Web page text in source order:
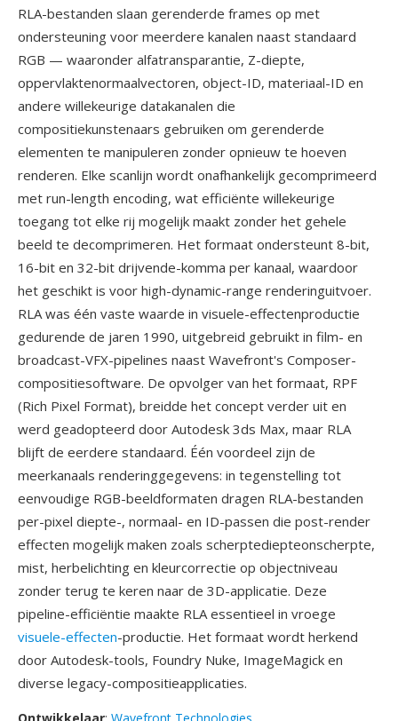
RLA-bestanden slaan gerenderde frames op met
ondersteuning voor meerdere kanalen naast standaard
RGB — waaronder alfatransparantie, Z-diepte,
oppervlaktenormaalvectoren, object-ID, materiaal-ID en
andere willekeurige datakanalen die
compositiekunstenaars gebruiken om gerenderde
elementen te manipuleren zonder opnieuw te hoeven
renderen. Elke scanlijn wordt onafhankelijk gecomprimeerd
met run-length encoding, wat efficiënte willekeurige
toegang tot elke rij mogelijk maakt zonder het gehele
beeld te decomprimeren. Het formaat ondersteunt 8-bit,
16-bit en 32-bit drijvende-komma per kanaal, waardoor
het geschikt is voor high-dynamic-range renderinguitvoer.
RLA was één vaste waarde in visuele-effectenproductie
gedurende de jaren 1990, uitgebreid gebruikt in film- en
broadcast-VFX-pipelines naast Wavefront's Composer-
compositiesoftware. De opvolger van het formaat, RPF
(Rich Pixel Format), breidde het concept verder uit en
werd geadopteerd door Autodesk 3ds Max, maar RLA
blijft de eerdere standaard. Één voordeel zijn de
meerkanaals renderinggegevens: in tegenstelling tot
eenvoudige RGB-beeldformaten dragen RLA-bestanden
per-pixel diepte-, normaal- en ID-passen die post-render
effecten mogelijk maken zoals scherptediepteonscherpte,
mist, herbelichting en kleurcorrectie op objectniveau
zonder terug te keren naar de 3D-applicatie. Deze
pipeline-efficiëntie maakte RLA essentieel in vroege
visuele-effecten-productie. Het formaat wordt herkend
door Autodesk-tools, Foundry Nuke, ImageMagick en
diverse legacy-compositieapplicaties.